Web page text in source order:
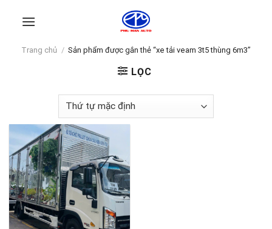
Trang chủ / Sản phẩm được gắn thẻ “xe tải veam 3t5 thùng 6m3”
LỌC